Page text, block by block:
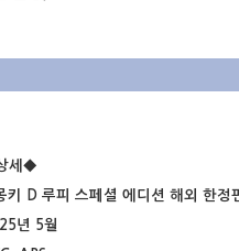
세 ◆
키 D 루피 스페셜 에디션 해외 한정
년 5월